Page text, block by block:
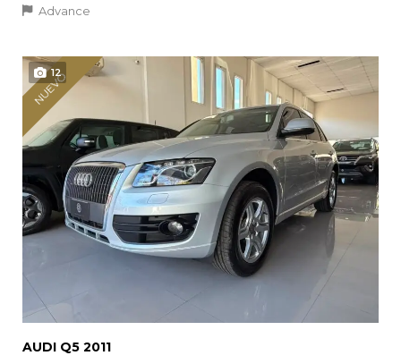
Advance
12
NUEVO
AUDI Q5 2011